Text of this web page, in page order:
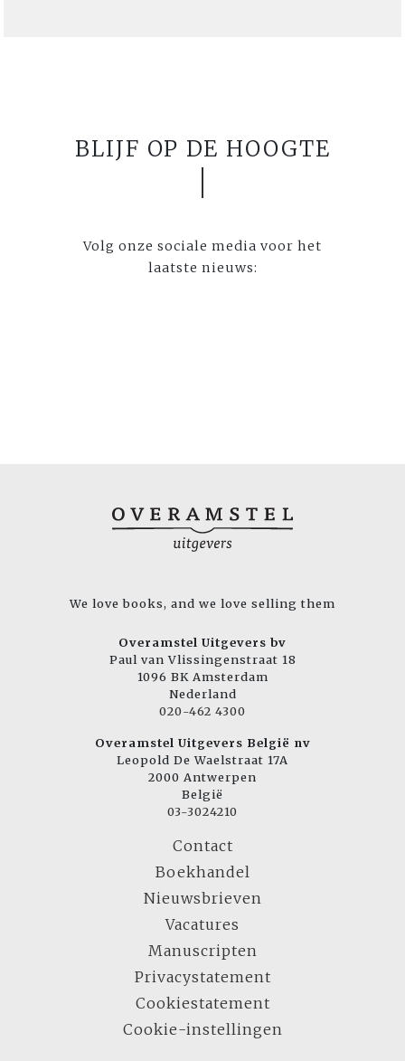
BLIJF OP DE HOOGTE
Volg onze sociale media voor het
laatste nieuws:
We love books, and we love selling them
Overamstel Uitgevers bv
Paul van Vlissingenstraat 18
1096 BK Amsterdam
Nederland
020-462 4300
Overamstel Uitgevers België nv
Leopold De Waelstraat 17A
2000 Antwerpen
België
03-3024210
Contact
Boekhandel
Nieuwsbrieven
Vacatures
Manuscripten
Privacystatement
Cookiestatement
Cookie-instellingen